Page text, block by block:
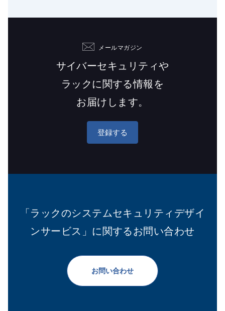
メールマガジン
サイバーセキュリティや
ラックに関する情報を
お届けします。
登録する
「ラックのシステムセキュリティデザイ
ンサービス」に関するお問い合わせ
お問い合わせ